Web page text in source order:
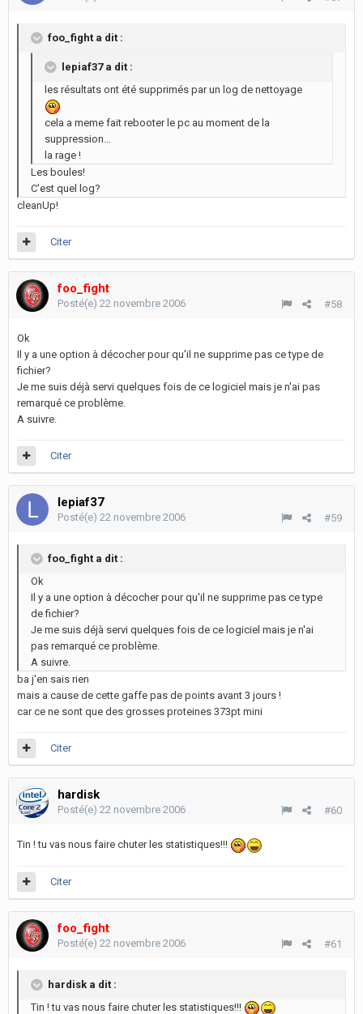
foo_fight a dit :
lepiaf37 a dit :
les résultats ont été supprimés par un log de nettoyage
cela a meme fait rebooter le pc au moment de la
suppression...
la rage !
Les boules!
C'est quel log?
cleanUp!
Citer
foo_fight
#58
Posté(e) 22 novembre 2006
Ok
Il y a une option à décocher pour qu'il ne supprime pas ce type de
fichier?
Je me suis déjà servi quelques fois de ce logiciel mais je n'ai pas
remarqué ce problème.
A suivre.
Citer
lepiaf37
#59
Posté(e) 22 novembre 2006
foo_fight a dit :
Ok
Il y a une option à décocher pour qu'il ne supprime pas ce type
de fichier?
Je me suis déjà servi quelques fois de ce logiciel mais je n'ai
pas remarqué ce problème.
A suivre.
ba j'en sais rien
mais a cause de cette gaffe pas de points avant 3 jours !
car ce ne sont que des grosses proteines 373pt mini
Citer
hardisk
#60
Posté(e) 22 novembre 2006
Tin ! tu vas nous faire chuter les statistiques!!!
Citer
foo_fight
#61
Posté(e) 22 novembre 2006
hardisk a dit :
Tin ! tu vas nous faire chuter les statistiques!!!